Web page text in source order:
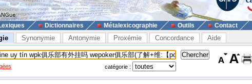
Dictionnaires Métalexicographie Outils Contact
Synonymie Antonymie Proxémie Concordance Aide
catégorie :